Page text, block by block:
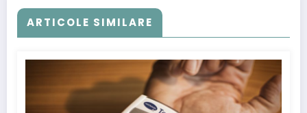
ARTICOLE SIMILARE